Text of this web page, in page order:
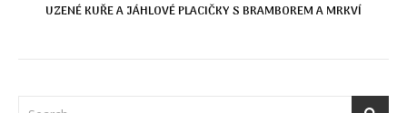
UZENÉ KUŘE A JÁHLOVÉ PLACIČKY S BRAMBOREM A MRKVÍ